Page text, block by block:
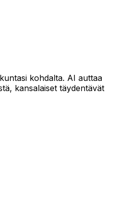
kohdalta. AI auttaa
kansalaiset täydentävät